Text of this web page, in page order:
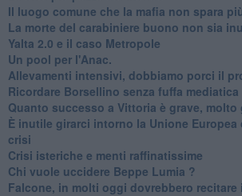
Il luogo comune che la mafia non spara
La morte del carabiniere buono non sia
Yalta 2.0 e il caso Metropole
​Un pool per l'Anac.
Allevamenti intensivi, dobbiamo porci il
Ricordare Borsellino senza fuffa mediatica
​Quanto successo a Vittoria è grave, molto
​È inutile girarci intorno la Unione Europea
crisi
Crisi isteriche e menti raffinatissime
Chi vuole uccidere Beppe Lumia ?
Falcone, in molti oggi dovrebbero recitare